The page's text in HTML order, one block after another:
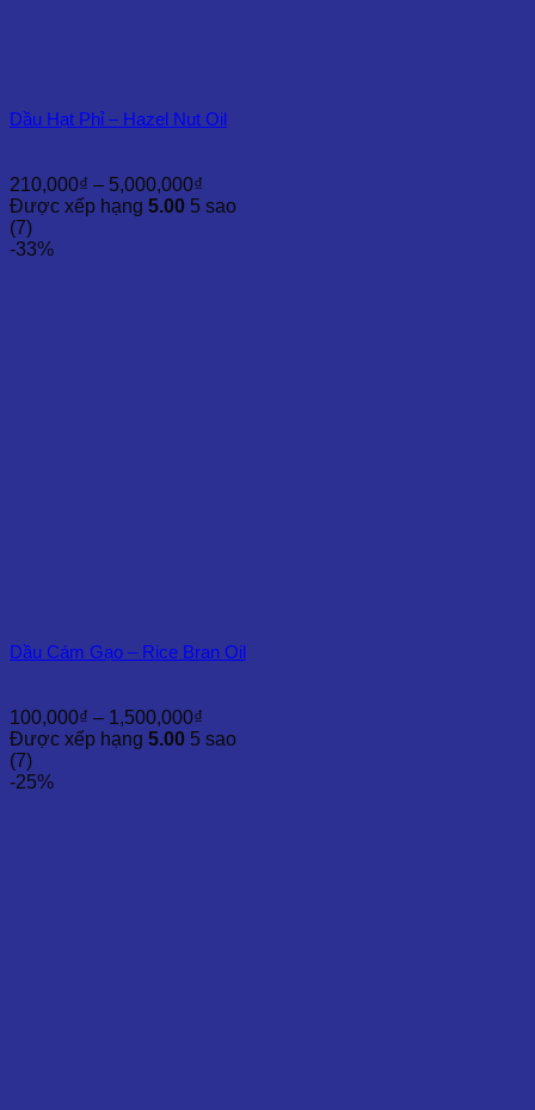
Dầu Hạt Phỉ – Hazel Nut Oil
210,000₫ – 5,000,000₫
giá:
Được xếp hạng 5.00 5 sao
(7)
-33%
Dầu Cám Gạo – Rice Bran Oil
100,000₫ – 1,500,000₫
giá:
Được xếp hạng 5.00 5 sao
(7)
-25%